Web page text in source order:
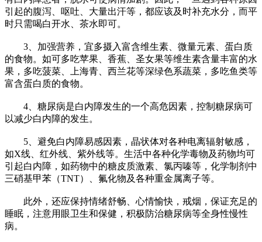
引起的腹泻、呕吐、大量出汗等，都应该及时补充水分，而平
时只需喝白开水、茶水即可。
3、加强营养，宜多摄入富含维生素、微量元素、蛋白质
的食物。如可多吃苹果、香蕉、圣女果等维生素含量丰富的水
果，多吃菠菜、上海青、西兰花等深绿色系蔬菜，多吃鱼类等
富含蛋白质的食物。
4、糖尿病是白内障发生的一个高危因素，控制糖尿病可
以减少白内障的发生。
5、避免白内障易感因素，晶状体对各种电离辐射敏感，
如X线、红外线、紫外线等。生活中各种化学毒物及药物均可
引起白内障，如药物中的糖皮质激素、氯丙嗪等，化学制剂中
三硝基甲苯（TNT）、氟化物及各种重金属离子等。
此外，还应保持情绪舒畅、心情愉快，戒烟，保证充足的
睡眠，注意用眼卫生和保健，积极防治糖尿病等全身性慢性
病。